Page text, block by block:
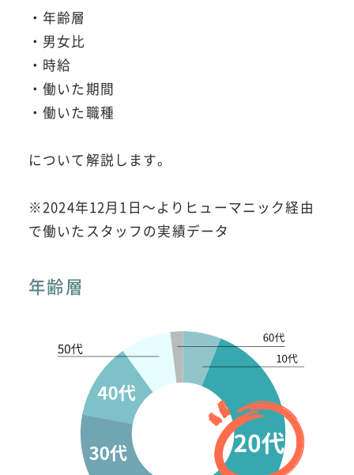
・年齢層
・男女比
・時給
・働いた期間
・働いた職種
について解説します。
※2024年12月1日～よりヒューマニック経由
で働いたスタッフの実績データ
年齢層